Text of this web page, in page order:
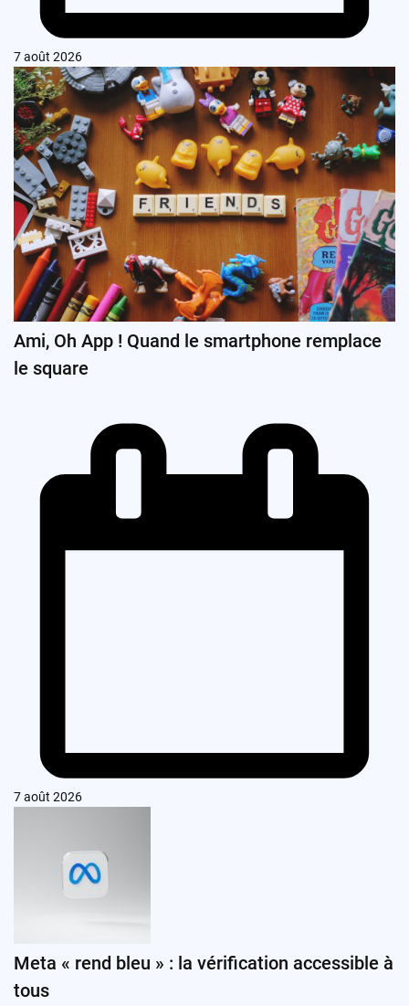
7 août 2026
Ami, Oh App ! Quand le smartphone remplace
le square
7 août 2026
Meta « rend bleu » : la vérification accessible à
tous